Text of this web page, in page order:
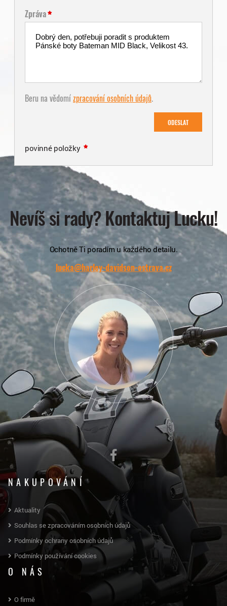
Zpráva
Beru na vědomízpracování osobních údajů.
ODESLAT
povinné položky
Nevíš si rady? Kontaktuj Lucku!
Ochotně Ti poradím u každého detailu.
lucka@harley-davidson-ostrava.cz
NAKUPOVÁNÍ
Aktuality
Souhlas se zpracováním osobních údajů
Podmínky ochrany osobních údajů
Podmínky používání cookies
O NÁS
O firmě